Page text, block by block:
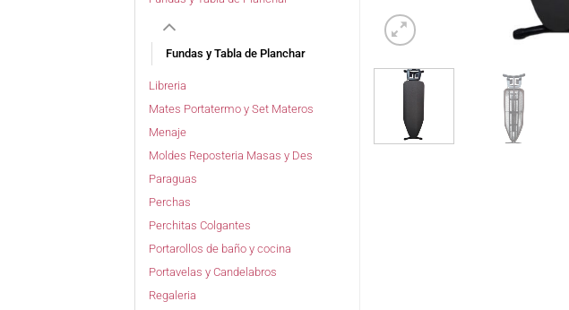
Fundas y Tabla de Planchar
Libreria
Mates Portatermo y Set Materos
Menaje
Moldes Reposteria Masas y Des
Paraguas
Perchas
Perchitas Colgantes
Portarollos de baño y cocina
Portavelas y Candelabros
Regaleria